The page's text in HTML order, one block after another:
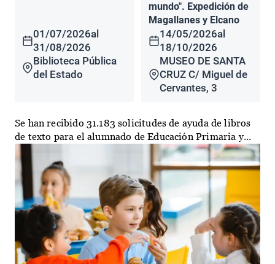
01/07/2026al
31/08/2026
Biblioteca Pública
del Estado
mundo". Expedición de
Magallanes y Elcano
14/05/2026al
18/10/2026
MUSEO DE SANTA
CRUZ C/ Miguel de
Cervantes, 3
Se han recibido 31.183 solicitudes de ayuda de libros
de texto para el alumnado de Educación Primaria y...